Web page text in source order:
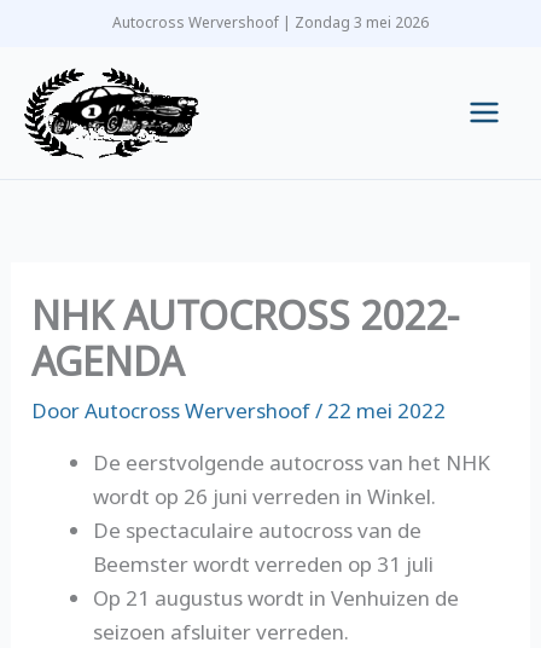
inhoud
Autocross Wervershoof | Zondag 3 mei 2026
NHK AUTOCROSS 2022-
AGENDA
DoorAutocross Wervershoof/ 22 mei 2022
De eerstvolgende autocross van het NHK
wordt op 26 juni verreden in Winkel.
De spectaculaire autocross van de
Beemster wordt verreden op 31 juli
Op 21 augustus wordt in Venhuizen de
seizoen afsluiter verreden.